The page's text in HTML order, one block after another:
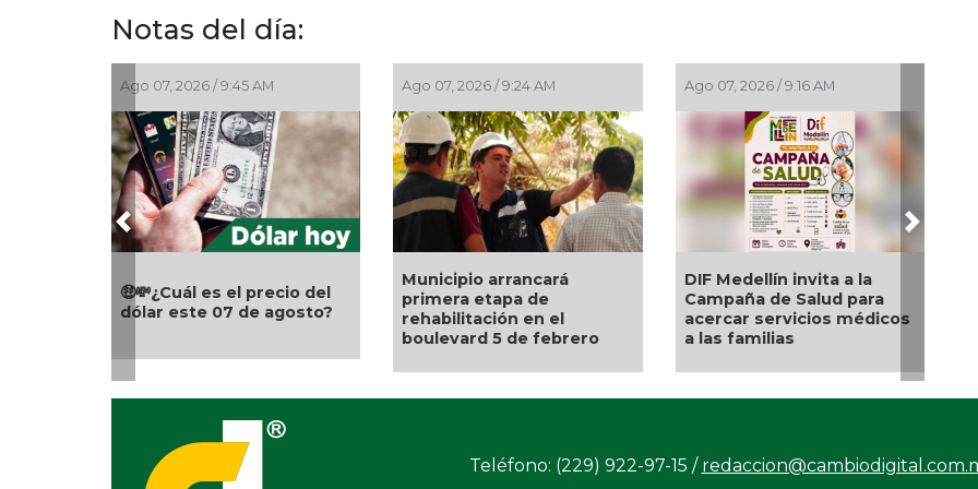
Notas del día:
Ago 07, 2026 / 8:03 AM
¡Buen día! Excelente
Ago 07, 2026 / 7:11 AM
Fetichismo o sentir placer
por cosas extrañas ¿es
normal?
Ago 07, 2026 / 7:00 AM
🎉🎂👏 Santoral 07/08/2026
Previous
Teléfono: (229) 922-97-15 /